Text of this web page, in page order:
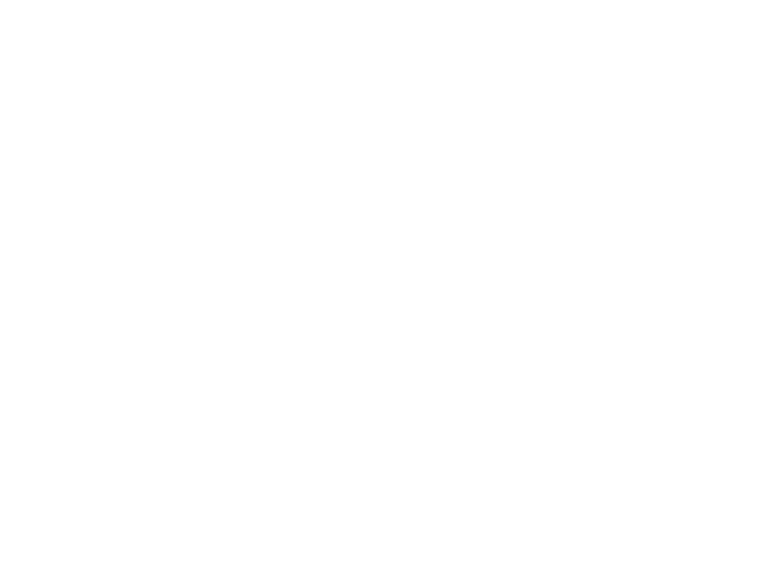
музыкальное учебное заведение в Новосибирске. Основанная в 1956
консерватория стала первым музыкальным высшим учебным
европейской части России[3]. С 1957 года она носит имя Михаила Ивановича